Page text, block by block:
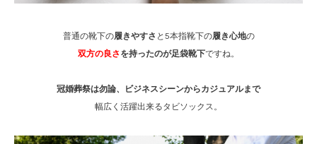
普通の靴下の履きやすさ と5本指靴下の履き心地の
双方の良さ を持ったのが足袋靴下ですね。
冠婚葬祭は勿論、ビジネスシーンからカジュアルまで
幅広く活躍出来るタビソックス。